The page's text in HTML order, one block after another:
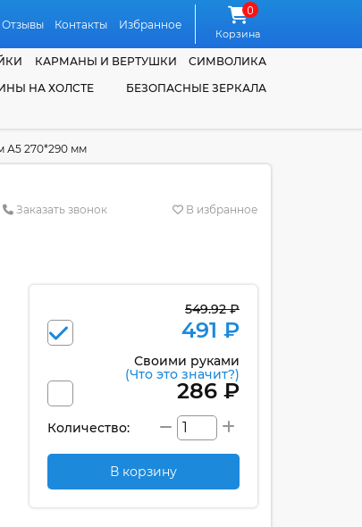
Отзывы Контакты Избранное
0
Корзина
КАРМАНЫ И ВЕРТУШКИ
СИМВОЛИКА
НА ХОЛСТЕ
БЕЗОПАСНЫЕ ЗЕРКАЛА
А5 270*290 мм
Заказать звонок В избранное
549.92 ₽
491 ₽
Своими руками
(Что это значит?)
286 ₽
Количество:
В корзину